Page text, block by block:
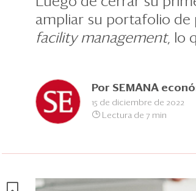
ampliar su portafolio de
facility management, lo
Por SEMANA
15 de diciembre de 2022
Lectura de 7 min